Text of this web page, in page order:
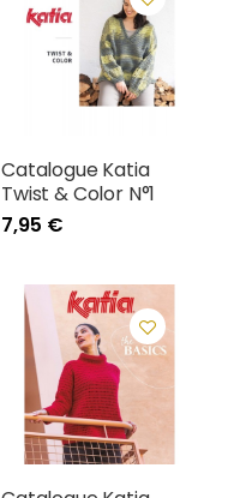
Catalogue Katia
Twist & Color N°1
7,95 €